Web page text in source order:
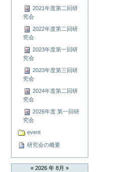
2021年度第二回研
究会
2022年度第二回研
究会
2023年度第一回研
究会
2023年度第三回研
究会
2024年度第二回研
究会
2026年度 第一回研
究会
event
研究会の概要
« 2026 年 8月»